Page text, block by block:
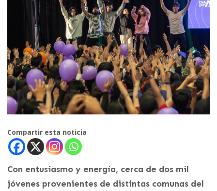
Compartir esta noticia
Con entusiasmo y energía, cerca de dos mil
jóvenes provenientes de distintas comunas del